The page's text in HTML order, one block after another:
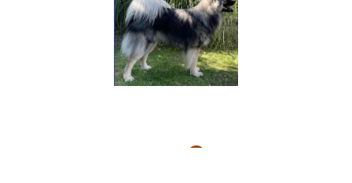
Cenay von